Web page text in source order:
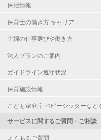
保活情報
保育士の働き方 キャリア
主婦の仕事選びや働き方
法人プランのご案内
ガイドライン遵守状況
保育施設情報
こども家庭庁 ベビーシッターな
サービスに関するご質問・ご相談
よくあるご質問